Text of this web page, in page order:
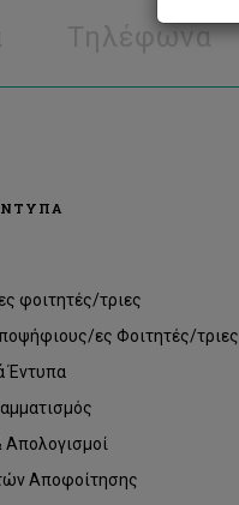
Τηλέφωνα
φοιτητές/τριες
ες Φοιτητές/τριες
Έντυπα
Απολογισμοί
Αποφοίτησης